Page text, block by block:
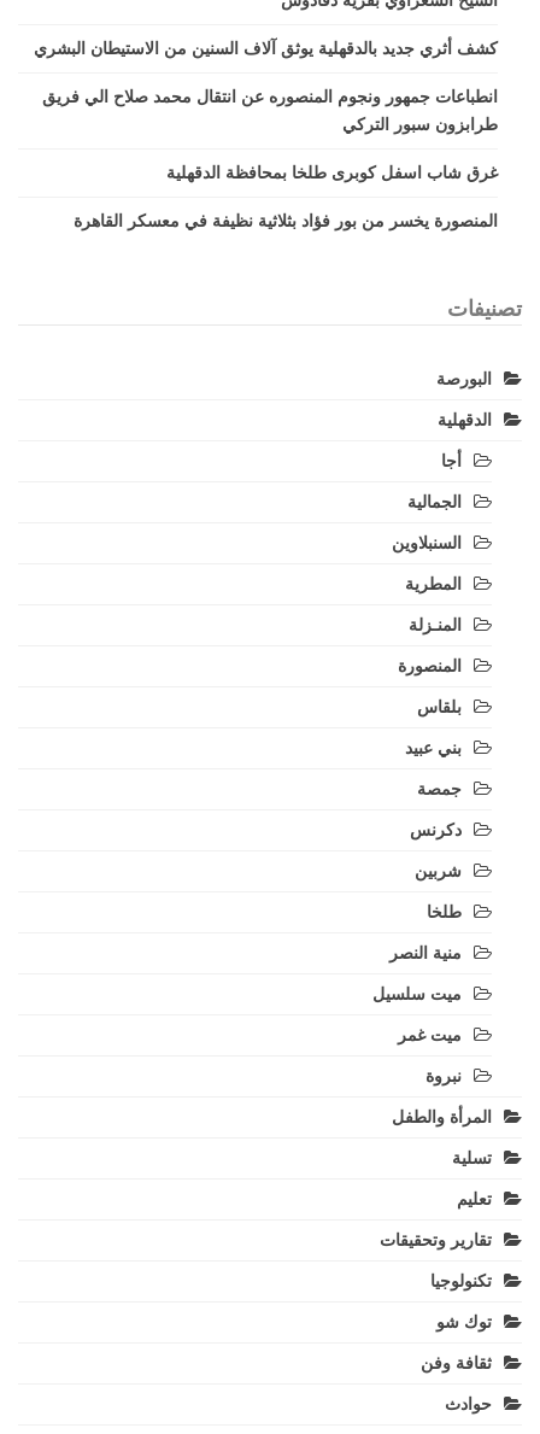
كشف أثري جديد بالدقهلية يوثق آلاف السنين من الاستيطان البشري
انطباعات جمهور ونجوم المنصوره عن انتقال محمد صلاح الي فريق
طرابزون سبور التركي
غرق شاب اسفل كوبرى طلخا بمحافظة الدقهلية
المنصورة يخسر من بور فؤاد بثلاثية نظيفة في معسكر القاهرة
تصنيفات
البورصة
الدقهلية
أجا
الجمالية
السنبلاوين
المطرية
المنـزلة
المنصورة
بلقاس
بني عبيد
جمصة
دكرنس
شربين
طلخا
منية النصر
ميت سلسيل
ميت غمر
نبروة
المرأة والطفل
تسلية
تعليم
تقارير وتحقيقات
تكنولوجيا
توك شو
ثقافة وفن
حوادث